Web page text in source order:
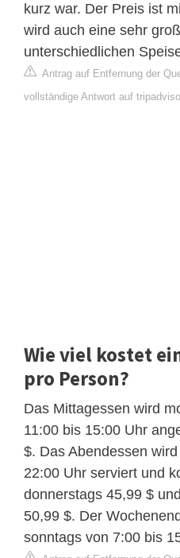
kurz war. Der Preis ist
wird auch eine sehr
unterschiedlichen
Antrag auf Entfernung der
vollständige Antwort auf
Wie viel kostet
pro Person?
Das Mittagessen wird
11:00 bis 15:00 Uhr
$. Das Abendessen
22:00 Uhr serviert und
donnerstags 45,99 $
50,99 $. Der
sonntags von 7:00 bis